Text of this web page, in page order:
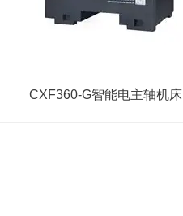
CXF360-G智能电主轴机床